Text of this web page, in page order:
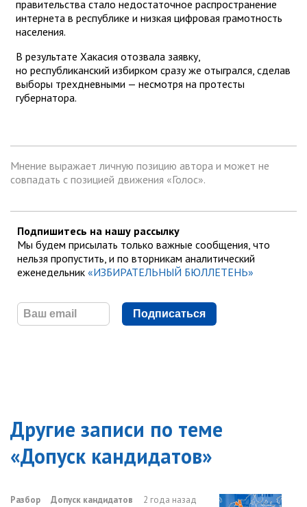
правительства стало недостаточное распространение
интернета в республике и низкая цифровая грамотность
населения.
В результате Хакасия отозвала заявку,
но республиканский избирком сразу же отыгрался, сделав
выборы трехдневными — несмотря на протесты
губернатора.
Мнение выражает личную позицию автора и может не
совпадать с позицией движения «Голос».
Подпишитесь на нашу рассылку
Мы будем присылать только важные сообщения, что
нельзя пропустить, и по вторникам аналитический
еженедельник «ИЗБИРАТЕЛЬНЫЙ БЮЛЛЕТЕНЬ»
Подписаться
Другие записи по теме
«Допуск кандидатов»
Разбор Допуск кандидатов 2 года назад